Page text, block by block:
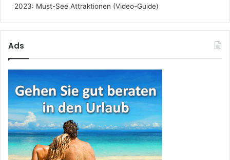
2023: Must-See Attraktionen (Video-Guide)
Ads